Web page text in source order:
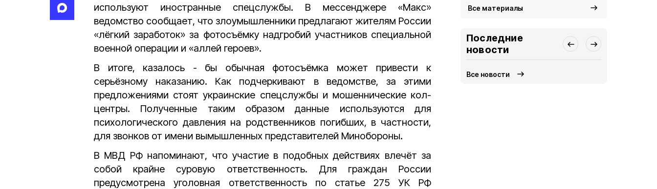
используют иностранные спецслужбы. В мессенджере «Макс»
ведомство сообщает, что злоумышленники предлагают жителям России
«лёгкий заработок» за фотосъёмку надгробий участников специальной
военной операции и «аллей героев».
В итоге, казалось - бы обычная фотосъёмка может привести к
серьёзному наказанию. Как подчеркивают в ведомстве, за этими
предложениями стоят украинские спецслужбы и мошеннические кол-
центры. Полученные таким образом данные используются для
психологического давления на родственников погибших, в частности,
для звонков от имени вымышленных представителей Минобороны.
В МВД РФ напоминают, что участие в подобных действиях влечёт за
собой крайне суровую ответственность. Для граждан России
предусмотрена уголовная ответственность по статье 275 УК РФ
Все материалы
Последние
новости
Все новости